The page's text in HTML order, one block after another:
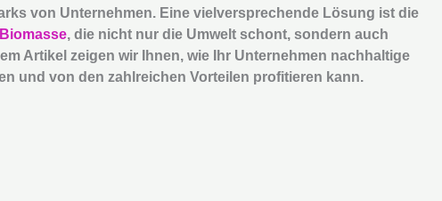
von Unternehmen. Eine vielversprechende Lösung ist die
Biomasse, die nicht nur die Umwelt schont, sondern auch
Artikel zeigen wir Ihnen, wie Ihr Unternehmen nachhaltige
und von den zahlreichen Vorteilen profitieren kann.